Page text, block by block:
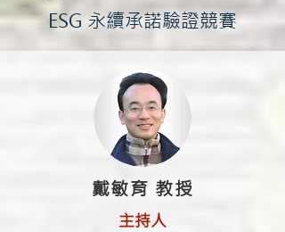
ESG 永續承諾驗證競賽
戴敏育 教授
主持人